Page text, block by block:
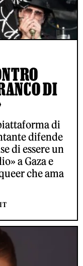
DI
di
difende
di essere un
a Gaza e
che ama